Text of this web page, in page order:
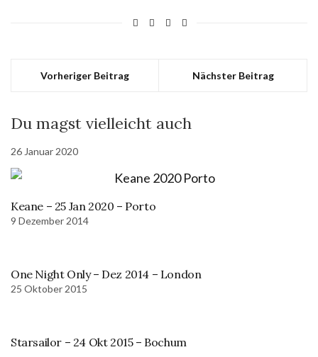
Vorheriger Beitrag Nächster Beitrag
Du magst vielleicht auch
26 Januar 2020
Keane – 25 Jan 2020 – Porto
9 Dezember 2014
One Night Only – Dez 2014 – London
25 Oktober 2015
Starsailor – 24 Okt 2015 – Bochum